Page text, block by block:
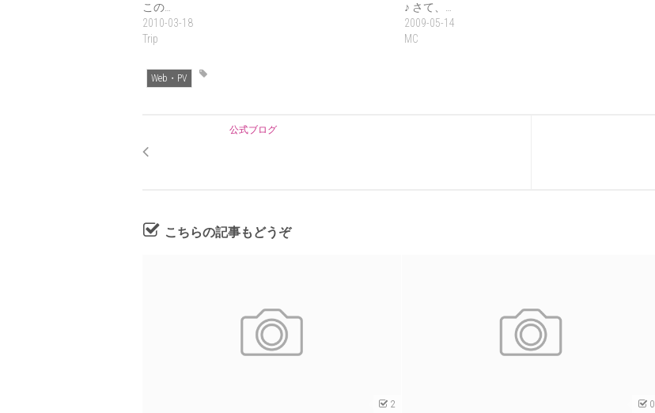
この…
2010-03-18
Trip
♪ さて、…
2009-05-14
MC
Web・PV
公式ブログ
こちらの記事もどうぞ
2 0